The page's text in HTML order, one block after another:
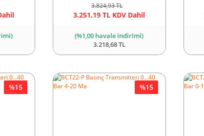
3.824,93 TL
3.251,19 TL KDV Dahil
(%1,00 havale indirimi)
3.218,68 TL
%15 %15